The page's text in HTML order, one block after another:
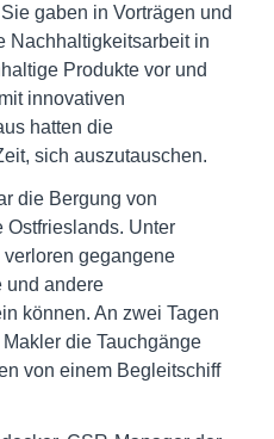
gaben in Vorträgen und
Nachhaltigkeitsarbeit in
Produkte vor und
innovativen
hatten die
sich auszutauschen.
die Bergung von
Ostfrieslands. Unter
gegangene
und andere
können. An zwei Tagen
die Tauchgänge
von einem Begleitschiff